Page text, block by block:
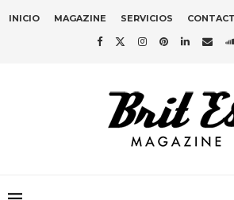
INICIO MAGAZINE SERVICIOS